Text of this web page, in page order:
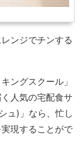
ンジでチンする
ングスクール」
人気の宅配食サ
ュ)」なら、忙し
現することがで